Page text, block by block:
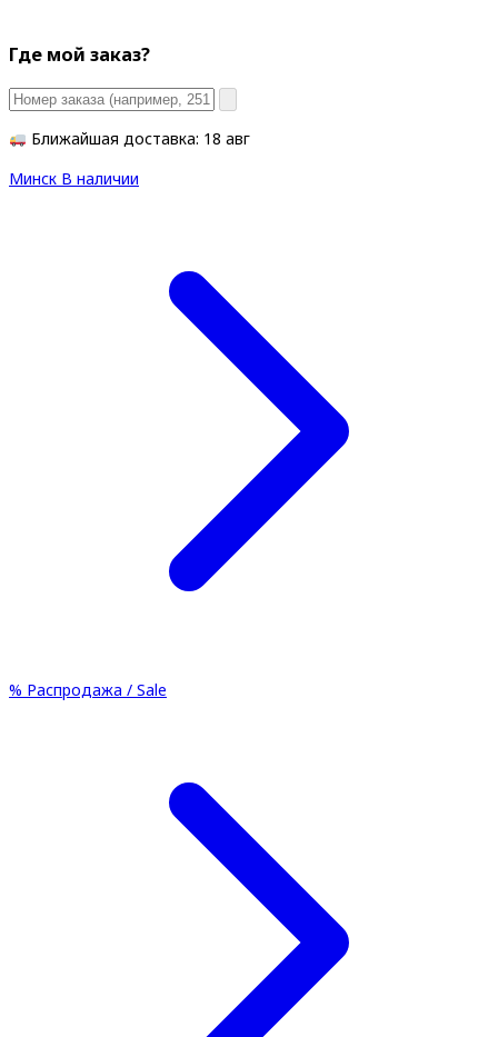
Где мой заказ?
Ближайшая доставка: 18 авг
Минск В наличии
% Распродажа / Sale